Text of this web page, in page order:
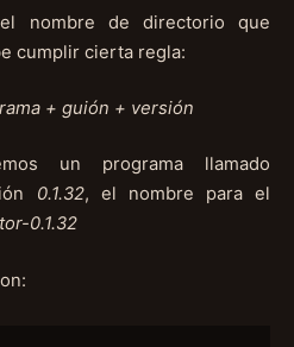
nombre de directorio que
cumplir cierta regla:
+ guión + versión
un programa llamado
0.1.32, el nombre para el
0.1.32